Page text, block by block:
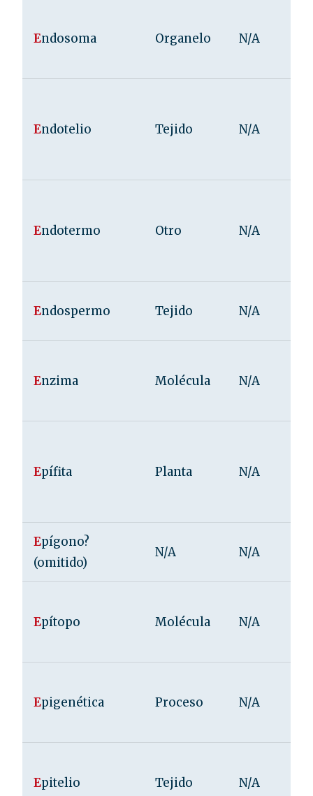
Endosoma Organelo N/A
Endotelio Tejido N/A
Endotermo Otro N/A
Endospermo Tejido N/A
Enzima Molécula N/A
Epífita Planta N/A
Epígono?
(omitido)
N/A N/A
Epítopo Molécula N/A
Epigenética Proceso N/A
Epitelio Tejido N/A